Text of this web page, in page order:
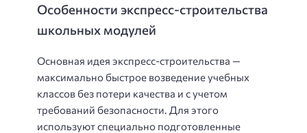
Особенности экспресс-строительства
школьных модулей
Основная идея экспресс-строительства —
максимально быстрое возведение учебных
классов без потери качества и с учетом
требований безопасности. Для этого
используют специально подготовленные